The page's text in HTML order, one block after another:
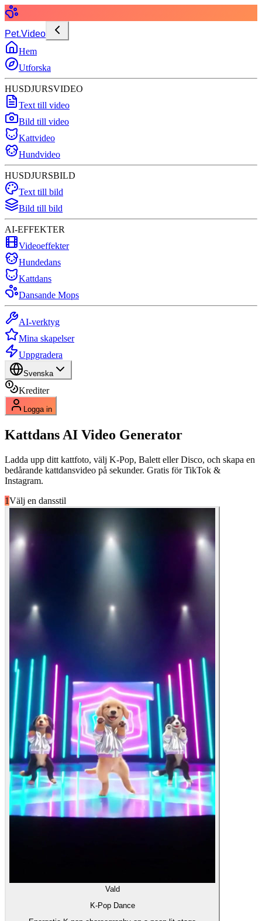
Pet.Video
Hem
Utforska
HUSDJURSVIDEO
Text till video
Bild till video
Kattvideo
Hundvideo
HUSDJURSBILD
Text till bild
Bild till bild
AI-EFFEKTER
Videoeffekter
Hundedans
Kattdans
Dansande Mops
AI-verktyg
Mina skapelser
Uppgradera
Svenska
Krediter
Logga in
Kattdans AI Video Generator
Ladda upp ditt kattfoto, välj K-Pop, Balett eller Disco, och skapa en
bedårande kattdansvideo på sekunder. Gratis för TikTok &
Instagram.
1Välj en dansstil
Vald
K-Pop Dance